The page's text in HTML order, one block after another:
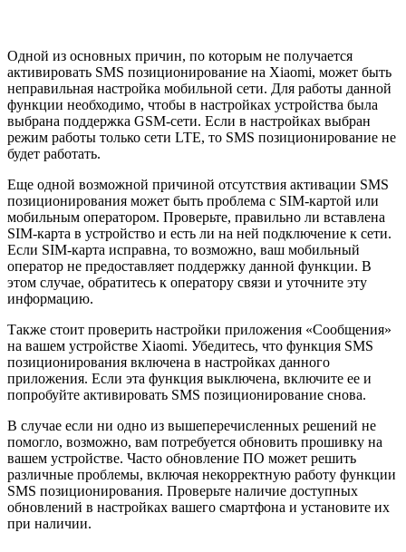
Одной из основных причин, по которым не получается
активировать SMS позиционирование на Xiaomi, может быть
неправильная настройка мобильной сети. Для работы данной
функции необходимо, чтобы в настройках устройства была
выбрана поддержка GSM-сети. Если в настройках выбран
режим работы только сети LTE, то SMS позиционирование не
будет работать.
Еще одной возможной причиной отсутствия активации SMS
позиционирования может быть проблема с SIM-картой или
мобильным оператором. Проверьте, правильно ли вставлена
SIM-карта в устройство и есть ли на ней подключение к сети.
Если SIM-карта исправна, то возможно, ваш мобильный
оператор не предоставляет поддержку данной функции. В
этом случае, обратитесь к оператору связи и уточните эту
информацию.
Также стоит проверить настройки приложения «Сообщения»
на вашем устройстве Xiaomi. Убедитесь, что функция SMS
позиционирования включена в настройках данного
приложения. Если эта функция выключена, включите ее и
попробуйте активировать SMS позиционирование снова.
В случае если ни одно из вышеперечисленных решений не
помогло, возможно, вам потребуется обновить прошивку на
вашем устройстве. Часто обновление ПО может решить
различные проблемы, включая некорректную работу функции
SMS позиционирования. Проверьте наличие доступных
обновлений в настройках вашего смартфона и установите их
при наличии.